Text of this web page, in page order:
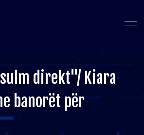
direkt"/ Kiara
banorët për